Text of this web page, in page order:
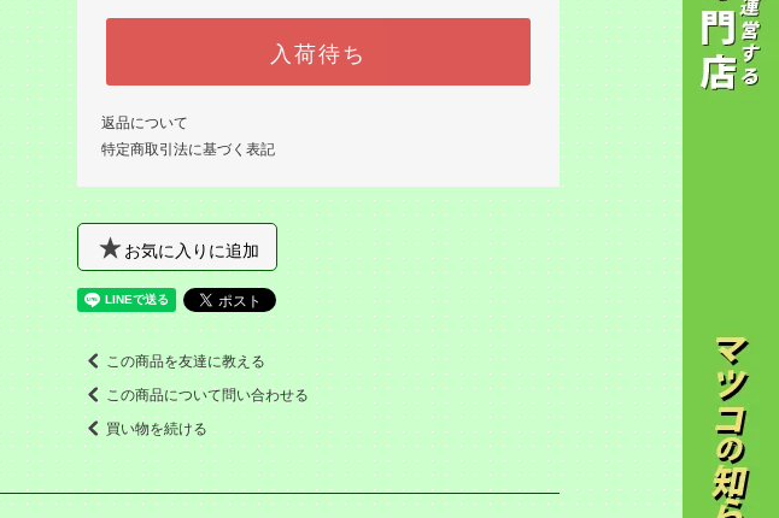
入荷待ち
返品について
特定商取引法に基づく表記
お気に入りに追加
この商品を友達に教える
この商品について問い合わせる
買い物を続ける